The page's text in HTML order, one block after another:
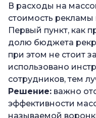
В расходы на
стоимость рекламы
Первый пункт, как
долю бюджета
при этом не стоит
использовано
сотрудников, тем
Решение: важно
эффективности
называемой